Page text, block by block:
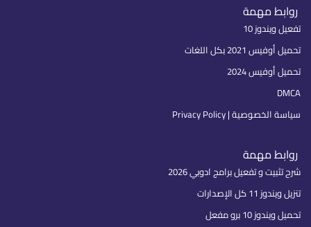
روابط مهمة
تفعيل ويندوز 10
تحميل أوفيس 2021 بكل اللغات
تحميل أوفيس 2024
DMCA
سياسة الخصوصية | Privacy Policy
روابط مهمة
شرح تثبيت و تفعيل برامج ادوبي 2026
تنزيل ويندوز 11 كل الإصدارات
تحميل ويندوز 10 برو مفعل